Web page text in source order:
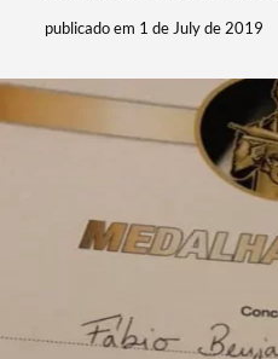
publicado em 1 de July de 2019